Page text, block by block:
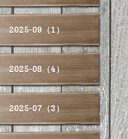
2025-09（1）
2025-08（4）
2025-07（3）